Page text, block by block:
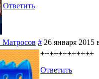
Ответить
# 26 января 2015
++++++++++++
Ответить